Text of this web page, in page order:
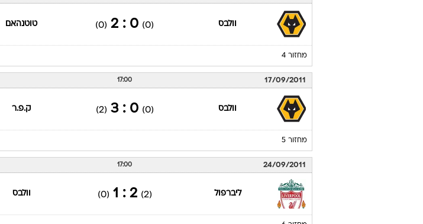
וולבס (0)
0 : 2
(0) טוטנהאם
מחזור 4
17/09/2011
17:00
וולבס (0)
0 : 3
(2) ק.פ.ר
מחזור 5
24/09/2011
17:00
ליברפול (2)
2 : 1
(0) וולבס